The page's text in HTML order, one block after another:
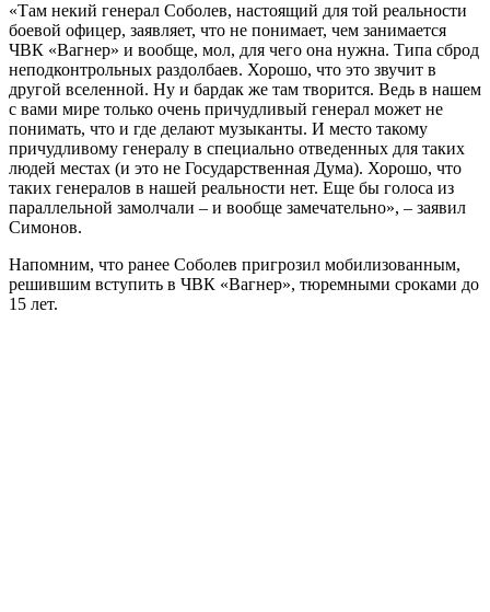
«Там некий генерал Соболев, настоящий для той реальности
боевой офицер, заявляет, что не понимает, чем занимается
ЧВК «Вагнер» и вообще, мол, для чего она нужна. Типа сброд
неподконтрольных раздолбаев. Хорошо, что это звучит в
другой вселенной. Ну и бардак же там творится. Ведь в нашем
с вами мире только очень причудливый генерал может не
понимать, что и где делают музыканты. И место такому
причудливому генералу в специально отведенных для таких
людей местах (и это не Государственная Дума). Хорошо, что
таких генералов в нашей реальности нет. Еще бы голоса из
параллельной замолчали – и вообще замечательно», – заявил
Симонов.
Напомним, что ранее Соболев пригрозил мобилизованным,
решившим вступить в ЧВК «Вагнер», тюремными сроками до
15 лет.